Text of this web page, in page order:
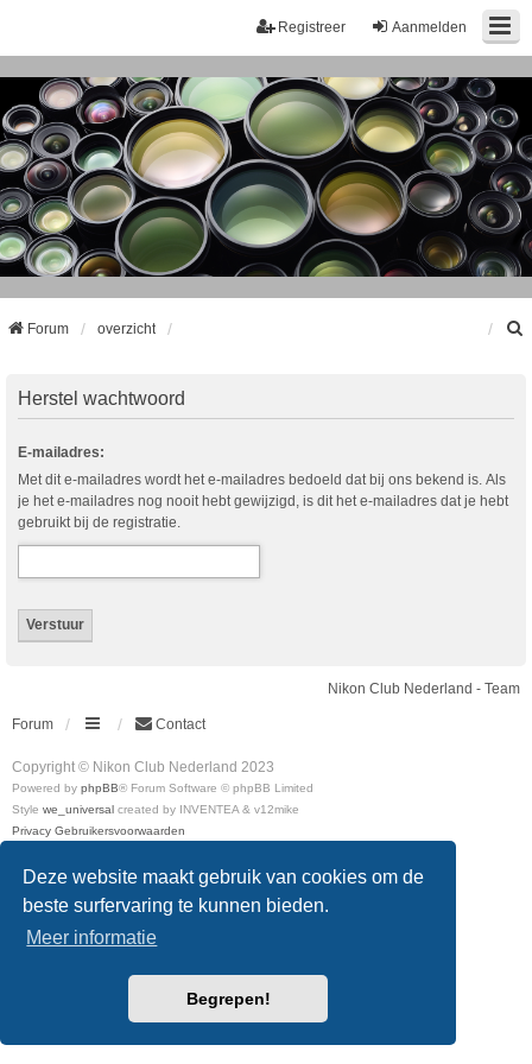
Deze website maakt gebruik van cookies om de
beste surfervaring te kunnen bieden.
Meer informatie
Begrepen!
Aanmelden
Registreer
Forum overzicht
Herstel wachtwoord
E-mailadres:
Met dit e-mailadres wordt het e-mailadres bedoeld dat bij ons bekend is. Als
je het e-mailadres nog nooit hebt gewijzigd, is dit het e-mailadres dat je hebt
gebruikt bij de registratie.
Nikon Club Nederland - Team
Forum Contact
Copyright © Nikon Club Nederland 2023
Powered by phpBB® Forum Software © phpBB Limited
Style we_universal created by INVENTEA & v12mike
Privacy Gebruikersvoorwaarden